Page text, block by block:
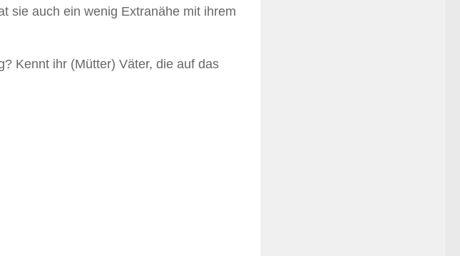
sie auch ein wenig Extranähe mit ihrem
Kennt ihr (Mütter) Väter, die auf das